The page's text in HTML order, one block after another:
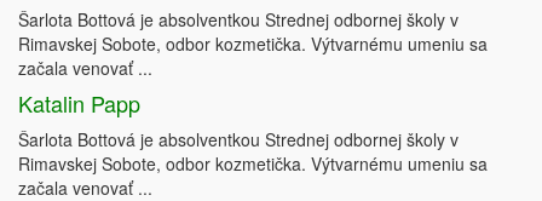
Šarlota Bottová je absolventkou Strednej odbornej školy v
Rimavskej Sobote, odbor kozmetička. Výtvarnému umeniu sa
začala venovať ...
Katalin Papp
Šarlota Bottová je absolventkou Strednej odbornej školy v
Rimavskej Sobote, odbor kozmetička. Výtvarnému umeniu sa
začala venovať ...